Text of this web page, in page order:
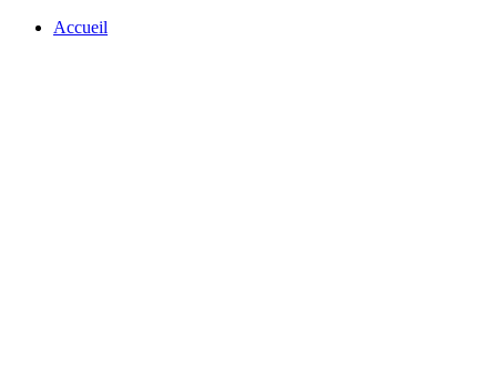
Accueil